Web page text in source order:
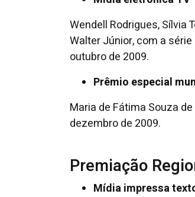
Wendell Rodrigues, Sílvia
Walter Júnior, com a série
outubro de 2009.
Prêmio especial
Maria de Fátima Souza
dezembro de 2009.
Premiação
Mídia impressa